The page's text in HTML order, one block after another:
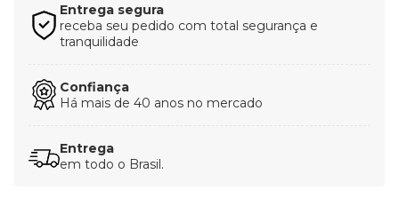
Entrega segura
receba seu pedido com total segurança e
tranquilidade
Confiança
Há mais de 40 anos no mercado
Entrega
em todo o Brasil.